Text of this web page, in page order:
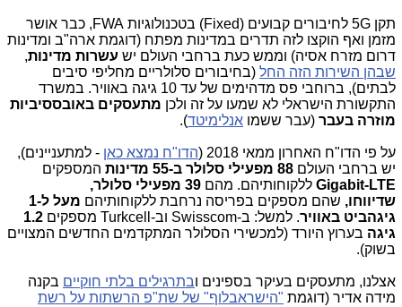
תקן 5G לחיבורים קבועים (Fixed) בטכנולוגיות FWA, כבר אושר
מזמן ואף הוקצו לזה תדרים במדינות מפתח (דוגמת ארה"ב ומדינות
דרום מזרח אסיה) וממש כעת ברחבי העולם יש עשרות מדינות,
שבהן השירות הזה החל(בחיבורים סלולריים מחליפי סיבים
לבתים), ברוחבי פס מדהימים של עד 10 גיגה באוויר. במשרד
התקשורת הישראלי לא שמעו על זה ולכן מתעסקים באובססיביות
מוזרה בעבר(עבר ששמו אנלימיטד).
על פי הדו"ח האחרון ממאי 2018 ( הדו"ח נמצא כאן- למתעניינים),
יש ברחבי העולם 88 מפעילי סלולר ב-55 מדינות
המספקים
Gigabit-LTEללקוחותיהם. מהם
39 מפעילי סלולר,
שדיווחו,שהם מספקים בפריסה נרחבת ללקוחותיהם
מעל ל-1
גיגהביט באוויר. למשל: ב-Swisscom וב-Turkcell מספקים
1.2
גיגהבערוץ היורד (למכשירי הסלולר המתקדמים החדשים המצויים
בשוק).
אצלנו, מתעסקים בעיקר בספינים ו בתרגילים בלתי חוקייםבקנה
מידה אדיר (דוגמת "הישראבלוף" של שת"פ הרשתות על רשת